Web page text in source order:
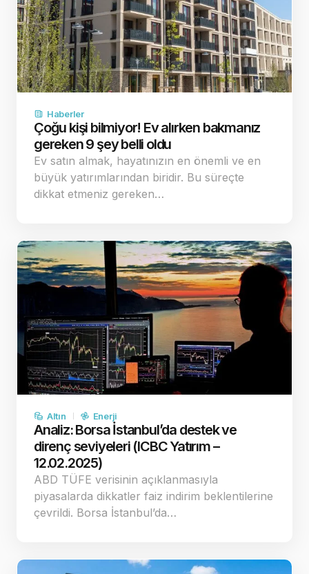
Haberler
Çoğu kişi bilmiyor! Ev alırken bakmanız
gereken 9 şey belli oldu
Ev satın almak, hayatınızın en önemli ve en
büyük yatırımlarından biridir. Bu süreçte
dikkat etmeniz gereken…
Altın Enerji
Analiz: Borsa İstanbul’da destek ve
direnç seviyeleri (ICBC Yatırım –
12.02.2025)
ABD TÜFE verisinin açıklanmasıyla
piyasalarda dikkatler faiz indirim beklentilerine
çevrildi. Borsa İstanbul’da…